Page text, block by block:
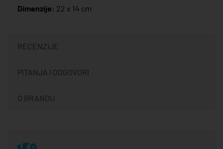
Dimenzije: 22 x 14 cm
RECENZIJE
PITANJA I ODGOVORI
O BRANDU